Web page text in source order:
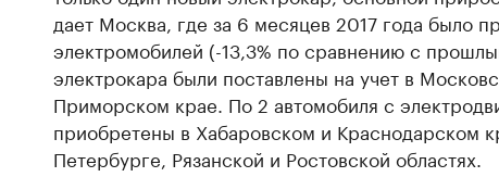
дает Москва, где за 6 месяцев 2017 года было
электромобилей (-13,3% по сравнению с
электрокара были поставлены на учет в
Приморском крае. По 2 автомобиля с
приобретены в Хабаровском и Краснодарском
Петербурге, Рязанской и Ростовской областях.